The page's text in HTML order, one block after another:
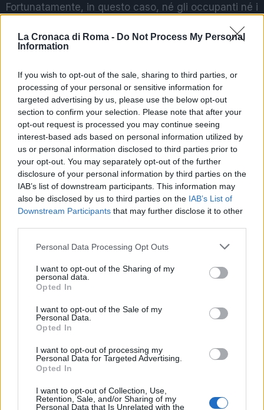
La Cronaca di Roma - Do Not Process My Personal
Information
If you wish to opt-out of the sale, sharing to third parties, or
processing of your personal or sensitive information for
targeted advertising by us, please use the below opt-out
section to confirm your selection. Please note that after your
opt-out request is processed you may continue seeing
interest-based ads based on personal information utilized by
us or personal information disclosed to third parties prior to
your opt-out. You may separately opt-out of the further
disclosure of your personal information by third parties on the
IAB’s list of downstream participants. This information may
also be disclosed by us to third parties on the IAB’s List of
Downstream Participants that may further disclose it to other
Please note that this website/app uses one or more Google
not limited to your visit or usage behaviour. You may click to
grant or deny consent to Google and its third-party tags to
use your data for below specified purposes in below Google
consent section.
Personal Data Processing Opt Outs
I want to opt-out of the Sharing of my
personal data.
Opted In
I want to opt-out of the Sale of my
Personal Data.
Opted In
I want to opt-out of processing my
Personal Data for Targeted Advertising.
Opted In
I want to opt-out of Collection, Use,
Retention, Sale, and/or Sharing of my
Personal Data that Is Unrelated with the
Fortunatamente, in questo caso, né gli occupanti né i
Amputata gamba giovane
aggredito machete
2 anni fa
Paola Perego in tv: malore in
diretta, cosa è successo?
2 anni fa
Vito Rubino, direttore dell’area Due Mari Taranto-
Brindisi, ha fatto riferimento a incidenti simili
accaduti in passato, notando che la fortuna ha
evitato conseguenze tragiche. Ha inoltre posto
territorio da anni.
Agricoltori di Puglia e vicepresidente nazionale Cia,
la popolazione di cinghiali in Puglia è triplicata
nell’ultimo anno. Ha poi esortato il Governo a
intervenire con opportune modifiche legislative e un
descritto l’emergenza cinghiali come una questione